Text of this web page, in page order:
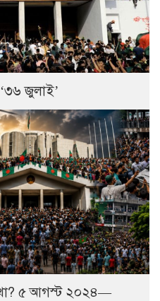
জুলাই’
৫ আগস্ট ২০২৪—